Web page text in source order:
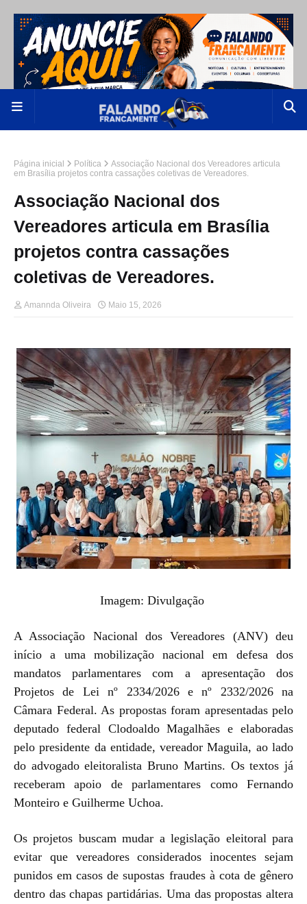
Página inicial Política
Associação Nacional dos Vereadores articula
em Brasília projetos contra cassações coletivas de Vereadores.
Associação Nacional dos
Vereadores articula em Brasília
projetos contra cassações
coletivas de Vereadores.
Amannda Oliveira Maio 15, 2026
Imagem: Divulgação
A Associação Nacional dos Vereadores (ANV) deu
início a uma mobilização nacional em defesa dos
mandatos parlamentares com a apresentação dos
Projetos de Lei nº 2334/2026 e nº 2332/2026 na
Câmara Federal. As propostas foram apresentadas pelo
deputado federal Clodoaldo Magalhães e elaboradas
pelo presidente da entidade, vereador Maguila, ao lado
do advogado eleitoralista Bruno Martins. Os textos já
receberam apoio de parlamentares como Fernando
Monteiro e Guilherme Uchoa.
Os projetos buscam mudar a legislação eleitoral para
evitar que vereadores considerados inocentes sejam
punidos em casos de supostas fraudes à cota de gênero
dentro das chapas partidárias. Uma das propostas altera